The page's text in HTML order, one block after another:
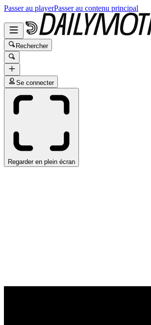
Passer au playerPasser au contenu principal
Rechercher
Se connecter
Regarder en plein écran